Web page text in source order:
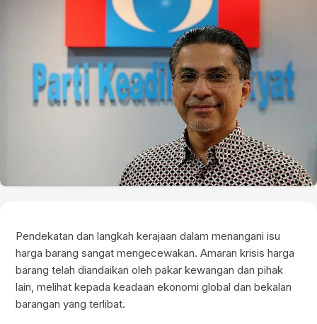
Pendekatan dan langkah kerajaan dalam menangani isu
harga barang sangat mengecewakan. Amaran krisis harga
barang telah diandaikan oleh pakar kewangan dan pihak
lain, melihat kepada keadaan ekonomi global dan bekalan
barangan yang terlibat.